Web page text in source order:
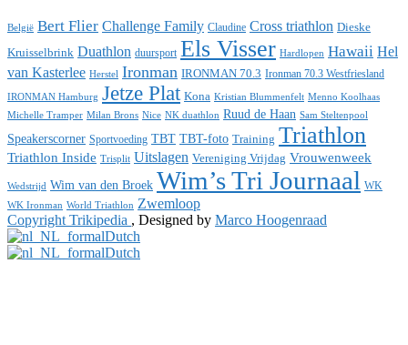
België Bert Flier Challenge Family Claudine Cross triathlon Dieske
Kruisselbrink Duathlon duursport Els Visser Hardlopen Hawaii Hel
van Kasterlee Herstel Ironman IRONMAN 70.3 Ironman 70.3 Westfriesland
IRONMAN Hamburg Jetze Plat Kona Kristian Blummenfelt Menno Koolhaas
Michelle Tramper Milan Brons Nice NK duathlon Ruud de Haan Sam Steltenpool
Speakerscorner Sportvoeding TBT TBT-foto Training Triathlon
Triathlon Inside Trisplit Uitslagen Vereniging Vrijdag Vrouwenweek
Wedstrijd Wim van den Broek Wim’s Tri Journaal WK
WK Ironman World Triathlon Zwemloop
Copyright Trikipedia , Designed by Marco Hoogenraad
Dutch
Dutch